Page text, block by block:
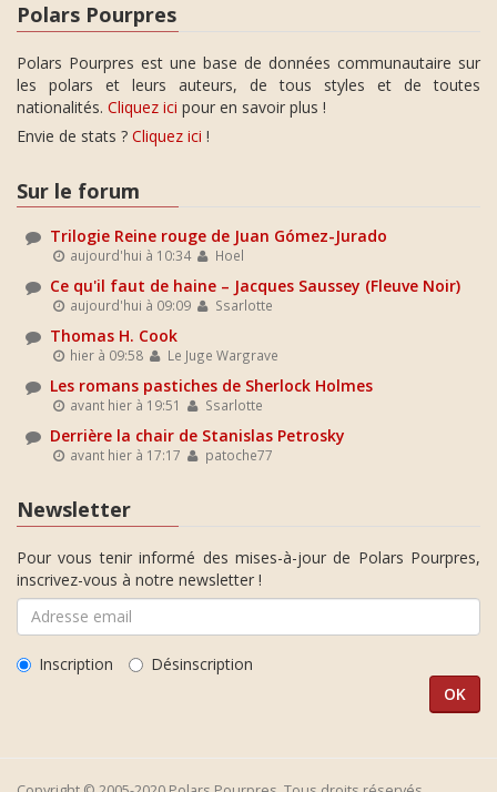
Polars Pourpres
Polars Pourpres est une base de données communautaire sur
les polars et leurs auteurs, de tous styles et de toutes
nationalités. Cliquez ici pour en savoir plus !
Envie de stats ? Cliquez ici !
Sur le forum
Trilogie Reine rouge de Juan Gómez-Jurado
aujourd'hui à 10:34 Hoel
Ce qu'il faut de haine – Jacques Saussey (Fleuve Noir)
aujourd'hui à 09:09 Ssarlotte
Thomas H. Cook
hier à 09:58 Le Juge Wargrave
Les romans pastiches de Sherlock Holmes
avant hier à 19:51 Ssarlotte
Derrière la chair de Stanislas Petrosky
avant hier à 17:17 patoche77
Newsletter
Pour vous tenir informé des mises-à-jour de Polars Pourpres,
inscrivez-vous à notre newsletter !
Inscription Désinscription